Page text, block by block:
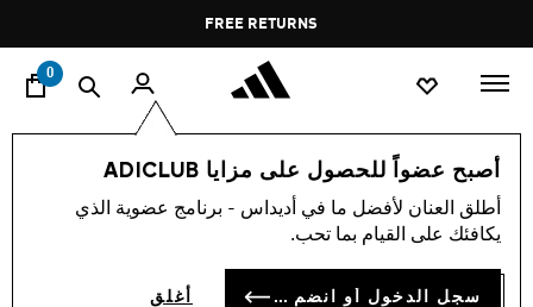
Pause
promotion
rotation
FREE RETURNS
0
أصبح عضواً للحصول على مزايا ADICLUB
أطلق العنان لأفضل ما في أديداس - برنامج عضوية الذي
يكافئك على القيام بما تحب.
سجل الدخول أو انضم الآن أغلق
النساء
-45%
حذاء FORUM2000